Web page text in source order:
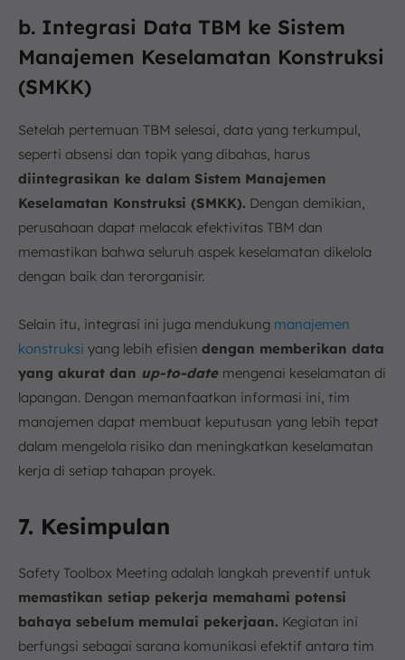
b. Integrasi Data TBM ke Sistem
Manajemen Keselamatan Konstruksi
(SMKK)
Setelah pertemuan TBM selesai, data yang terkumpul,
seperti absensi dan topik yang dibahas, harus
diintegrasikan ke dalam Sistem Manajemen
Keselamatan Konstruksi (SMKK). Dengan demikian,
perusahaan dapat melacak efektivitas TBM dan
memastikan bahwa seluruh aspek keselamatan dikelola
dengan baik dan terorganisir.
Selain itu, integrasi ini juga mendukung manajemen
konstruksi yang lebih efisien dengan memberikan data
yang akurat dan up-to-date mengenai keselamatan di
lapangan. Dengan memanfaatkan informasi ini, tim
manajemen dapat membuat keputusan yang lebih tepat
dalam mengelola risiko dan meningkatkan keselamatan
kerja di setiap tahapan proyek.
7. Kesimpulan
Safety Toolbox Meeting adalah langkah preventif untuk
memastikan setiap pekerja memahami potensi
bahaya sebelum memulai pekerjaan. Kegiatan ini
berfungsi sebagai sarana komunikasi efektif antara tim